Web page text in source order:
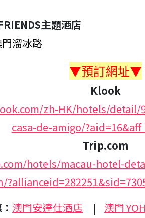
主題酒店
溜冰路
▼預訂網址▼
Klook
zh-HK/hotels/detail/
casa-de-amigo/
Trip.com
hotels/macau-hotel-
澳門安達仕酒店 | 澳門